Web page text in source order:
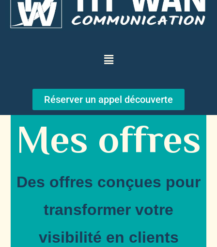
Réserver un appel découverte
Mes offres
Des offres conçues pour
transformer votre
visibilité en clients